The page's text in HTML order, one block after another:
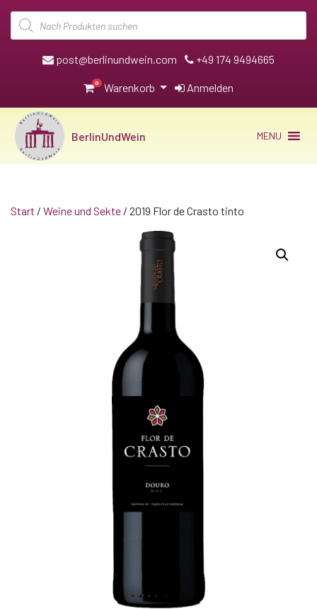
Products
search
post@berlinundwein.com +49 174 9494665
0 Warenkorb Anmelden
BerlinUndWein MENU
Start / Weine und Sekte / 2019 Flor de Crasto tinto